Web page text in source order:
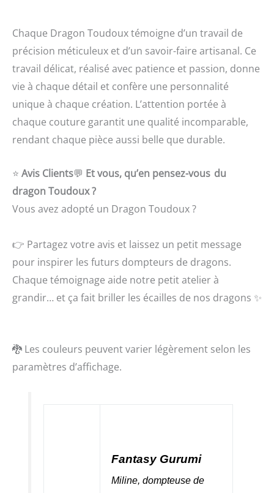
Chaque Dragon Toudoux témoigne d’un travail de
précision méticuleux et d’un savoir-faire artisanal. Ce
travail délicat, réalisé avec patience et passion, donne
vie à chaque détail et confère une personnalité
unique à chaque création. L’attention portée à
chaque couture garantit une qualité incomparable,
rendant chaque pièce aussi belle que durable.
⭐ Avis Clients💬 Et vous, qu’en pensez-vous du
dragon Toudoux ?
Vous avez adopté un Dragon Toudoux ?
👉 Partagez votre avis et laissez un petit message
pour inspirer les futurs dompteurs de dragons.
Chaque témoignage aide notre petit atelier à
grandir… et ça fait briller les écailles de nos dragons ✨
🐉 Les couleurs peuvent varier légèrement selon les
paramètres d’affichage.
Fantasy Gurumi
Miline, dompteuse de